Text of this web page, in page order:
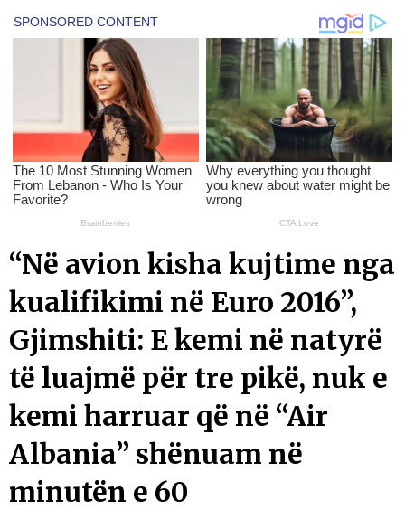
“Në avion kisha kujtime nga
kualifikimi në Euro 2016”,
Gjimshiti: E kemi në natyrë
të luajmë për tre pikë, nuk e
kemi harruar që në “Air
Albania” shënuam në
minutën e 60